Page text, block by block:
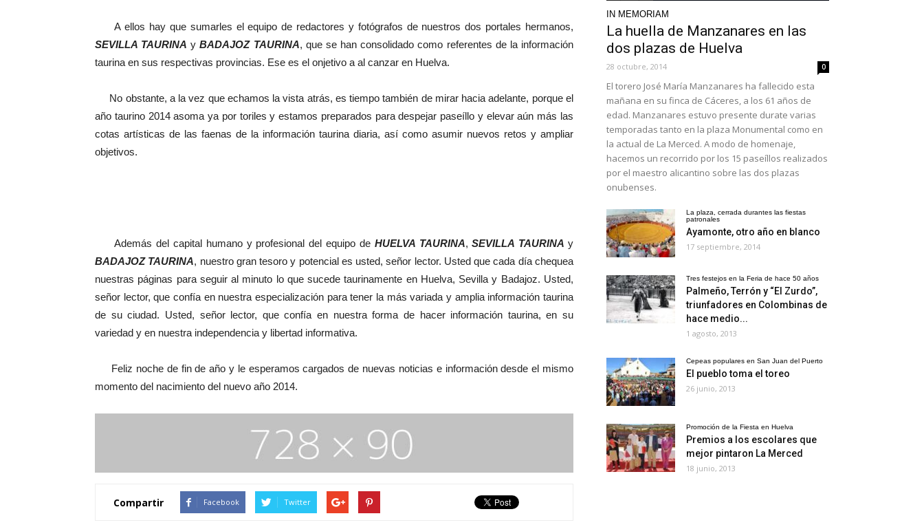
A ellos hay que sumarles el equipo de redactores y fotógrafos de nuestros dos portales hermanos,
SEVILLA TAURINA yBADAJOZ TAURINA, que se han consolidado como referentes de la información
taurina en sus respectivas provincias. Ese es el onjetivo a al canzar en Huelva.
No obstante, a la vez que echamos la vista atrás, es tiempo también de mirar hacia adelante, porque el
año taurino 2014 asoma ya por toriles y estamos preparados para despejar paseíllo y elevar aún más las
cotas artísticas de las faenas de la información taurina diaria, así como asumir nuevos retos y ampliar
objetivos.
Además del capital humano y profesional del equipo de HUELVA TAURINA,SEVILLA TAURINAy
BADAJOZ TAURINA, nuestro gran tesoro y potencial es usted, señor lector. Usted que cada día chequea
nuestras páginas para seguir al minuto lo que sucede taurinamente en Huelva, Sevilla y Badajoz. Usted,
señor lector, que confía en nuestra especialización para tener la más variada y amplia información taurina
de su ciudad. Usted, señor lector, que confía en nuestra forma de hacer información taurina, en su
variedad y en nuestra independencia y libertad informativa.
Feliz noche de fin de año y le esperamos cargados de nuevas noticias e información desde el mismo
momento del nacimiento del nuevo año 2014.
Compartir Facebook Twitter
IN MEMORIAM
La huella de Manzanares en las
dos plazas de Huelva
28 octubre, 2014 0
El torero José María Manzanares ha fallecido esta
mañana en su finca de Cáceres, a los 61 años de
edad. Manzanares estuvo presente durate varias
temporadas tanto en la plaza Monumental como en
la actual de La Merced. A modo de homenaje,
hacemos un recorrido por los 15 paseíllos realizados
por el maestro alicantino sobre las dos plazas
onubenses.
La plaza, cerrada durantes las fiestas
patronales
Ayamonte, otro año en blanco
17 septiembre, 2014
Tres festejos en la Feria de hace 50 años
Palmeño, Terrón y “El Zurdo”,
triunfadores en Colombinas de
hace medio...
1 agosto, 2013
Cepeas populares en San Juan del Puerto
El pueblo toma el toreo
26 junio, 2013
Promoción de la Fiesta en Huelva
Premios a los escolares que
mejor pintaron La Merced
18 junio, 2013